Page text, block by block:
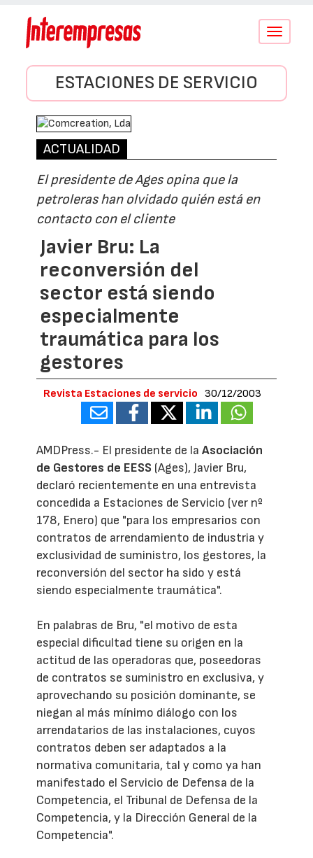
Conmutar
ESTACIONES DE SERVICIO
ACTUALIDAD
El presidente de Ages opina que la
petroleras han olvidado quién está en
contacto con el cliente
Javier Bru: La
reconversión del
sector está siendo
especialmente
traumática para los
gestores
Revista Estaciones de servicio 30/12/2003
AMDPress.- El presidente de laAsociación
de Gestores de EESS (Ages), Javier Bru,
declaró recientemente en una entrevista
concedida a Estaciones de Servicio (ver nº
178, Enero) que "para los empresarios con
contratos de arrendamiento de industria y
exclusividad de suministro, los gestores, la
reconversión del sector ha sido y está
siendo especialmente traumática".
En palabras de Bru, "el motivo de esta
especial dificultad tiene su origen en la
actitud de las operadoras que, poseedoras
de contratos se suministro en exclusiva, y
aprovechando su posición dominante, se
niegan al más mínimo diálogo con los
arrendatarios de las instalaciones, cuyos
contratos deben ser adaptados a la
normativa comunitaria, tal y como ya han
manifestado el Servicio de Defensa de la
Competencia, el Tribunal de Defensa de la
Competencia, y la Dirección General de la
Competencia".